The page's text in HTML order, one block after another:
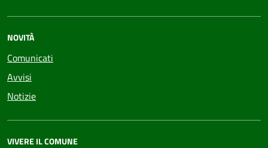
NOVITÀ
Comunicati
Avvisi
Notizie
VIVERE IL COMUNE